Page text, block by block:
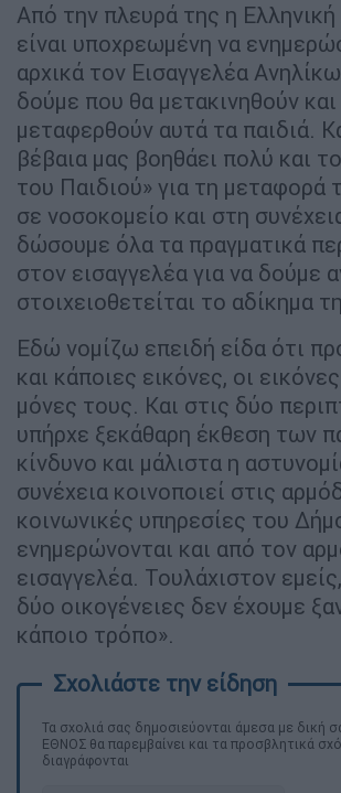
Από την πλευρά της η
είναι υποχρεωμένη να
αρχικά τον Εισαγγελέα
δούμε που θα μετακινηθούν
μεταφερθούν αυτά τα παιδιά.
βέβαια μας βοηθάει πολύ και
του Παιδιού» για τη μεταφορά
σε νοσοκομείο και στη
δώσουμε όλα τα πραγματικά
στον εισαγγελέα για να δούμε
στοιχειοθετείται το αδίκημα
Εδώ νομίζω επειδή είδα ότι
και κάποιες εικόνες, οι
μόνες τους. Και στις δύο
υπήρχε ξεκάθαρη έκθεση των
κίνδυνο και μάλιστα η
συνέχεια κοινοποιεί στις
κοινωνικές υπηρεσίες του
ενημερώνονται και από τον
εισαγγελέα. Τουλάχιστον
δύο οικογένειες δεν έχουμε
κάποιο τρόπο».
Τα σχολιά σας δημοσιεύονται άμεσα με δική
ΕΘΝΟΣ θα παρεμβαίνει και τα προσβλητικά
διαγράφονται